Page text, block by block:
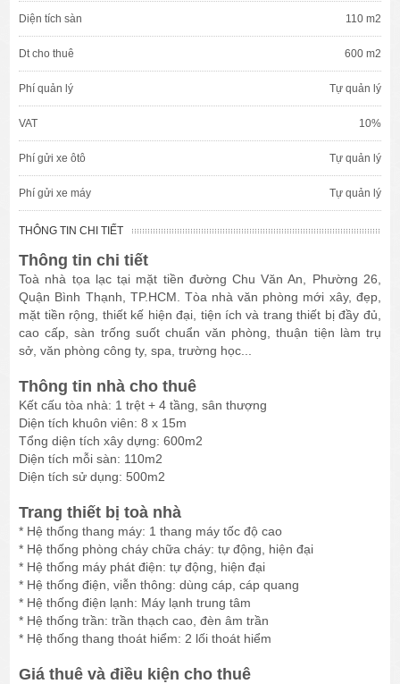
Diện tích sàn 110 m2
Dt cho thuê 600 m2
Phí quản lý Tự quản lý
VAT 10%
Phí gửi xe ôtô Tự quản lý
Phí gửi xe máy Tự quản lý
THÔNG TIN CHI TIẾT
Thông tin chi tiết
Toà nhà tọa lạc tại mặt tiền đường Chu Văn An, Phường 26,
Quận Bình Thạnh, TP.HCM. Tòa nhà văn phòng mới xây, đẹp,
mặt tiền rộng, thiết kế hiện đại, tiện ích và trang thiết bị đầy đủ,
cao cấp, sàn trống suốt chuẩn văn phòng, thuận tiện làm trụ
sở, văn phòng công ty, spa, trường học...
Thông tin nhà cho thuê
Kết cấu tòa nhà: 1 trệt + 4 tầng, sân thượng
Diện tích khuôn viên: 8 x 15m
Tổng diện tích xây dựng: 600m2
Diện tích mỗi sàn: 110m2
Diện tích sử dụng: 500m2
Trang thiết bị toà nhà
* Hệ thống thang máy: 1 thang máy tốc độ cao
* Hệ thống phòng cháy chữa cháy: tự động, hiện đại
* Hệ thống máy phát điện: tự động, hiện đại
* Hệ thống điện, viễn thông: dùng cáp, cáp quang
* Hệ thống điện lạnh: Máy lạnh trung tâm
* Hệ thống trần: trần thạch cao, đèn âm trần
* Hệ thống thang thoát hiểm: 2 lối thoát hiểm
Giá thuê và điều kiện cho thuê